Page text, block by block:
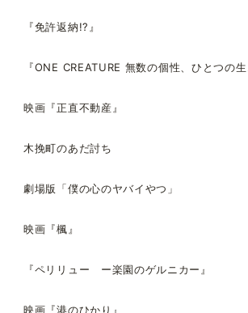
『免許返納!?』
『ONE CREATURE 無数の個性、ひとつの生
映画『正直不動産』
木挽町のあだ討ち
劇場版「僕の心のヤバイやつ」
映画『楓』
『ペリリュー ー楽園のゲルニカー』
映画『港のひかり』